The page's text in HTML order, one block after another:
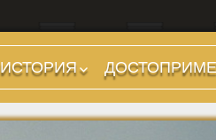
ИСТОРИЯ
Предыстория
Царский период
Холмы и
Районы